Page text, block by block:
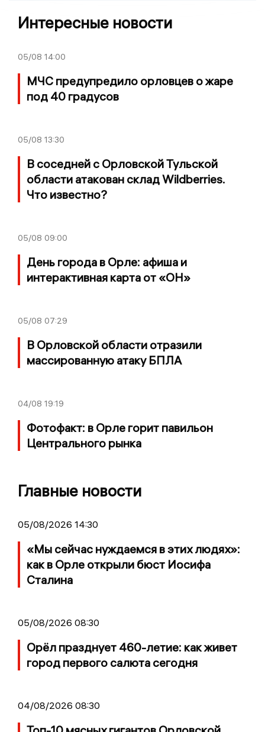
Интересные новости
05/08 14:00
МЧС предупредило орловцев о жаре
под 40 градусов
05/08 13:30
В соседней с Орловской Тульской
области атакован склад Wildberries.
Что известно?
05/08 09:00
День города в Орле: афиша и
интерактивная карта от «ОН»
05/08 07:29
В Орловской области отразили
массированную атаку БПЛА
04/08 19:19
Фотофакт: в Орле горит павильон
Центрального рынка
Главные новости
05/08/2026 14:30
«Мы сейчас нуждаемся в этих людях»:
как в Орле открыли бюст Иосифа
Сталина
05/08/2026 08:30
Орёл празднует 460-летие: как живет
город первого салюта сегодня
04/08/2026 08:30